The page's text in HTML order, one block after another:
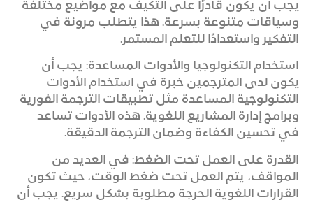
يجب أن يكون قادرًا على التكيف مع مواضيع مختلفة
وسياقات متنوعة بسرعة. هذا يتطلب مرونة في
التفكير واستعدادًا للتعلم المستمر.
استخدام التكنولوجيا والأدوات المساعدة: يجب أن
يكون لدى المترجمين خبرة في استخدام الأدوات
التكنولوجية المساعدة مثل تطبيقات الترجمة الفورية
وبرامج إدارة المشاريع اللغوية. هذه الأدوات تساعد
في تحسين الكفاءة وضمان الترجمة الدقيقة.
القدرة على العمل تحت الضغط: في العديد من
المواقف، يتم العمل تحت ضغط الوقت، حيث تكون
القرارات اللغوية الحرجة مطلوبة بشكل سريع. يجب أن